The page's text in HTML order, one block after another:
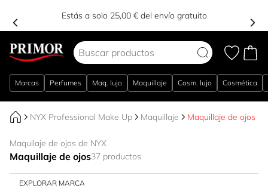
Estás a solo 25,00 € del envío gratuito
Marcas Perfumes Maq. lujo Maquillaje Cosm. lujo Cosmética
NYX Professional Make Up Maquillaje Maquillaje de ojos
Maquilaje de ojos de NYX
Maquillaje de ojos37 productos
EXPLORAR MARCA